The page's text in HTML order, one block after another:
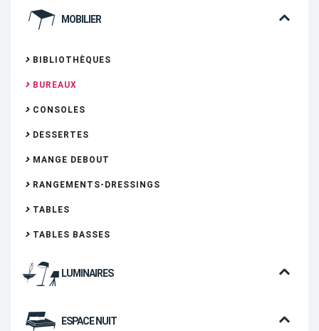
MOBILIER
BIBLIOTHÈQUES
BUREAUX
CONSOLES
DESSERTES
MANGE DEBOUT
RANGEMENTS-DRESSINGS
TABLES
TABLES BASSES
LUMINAIRES
ESPACE NUIT